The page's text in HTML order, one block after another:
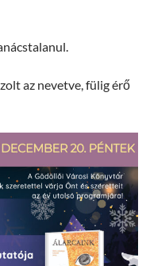
az nevetve, fülig érő